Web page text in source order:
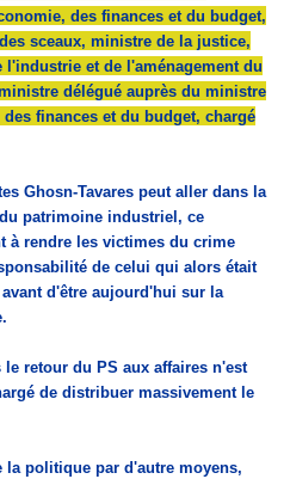
des finances et du budget,
sceaux, ministre de la justice,
l'industrie et de l'aménagement du
délégué auprès du ministre
finances et du budget, chargé
Ghosn-Tavares peut aller dans la
patrimoine industriel, ce
à rendre les victimes du crime
de celui qui alors était
d'être aujourd'hui sur la
retour du PS aux affaires n'est
de distribuer massivement le
politique par d'autre moyens,